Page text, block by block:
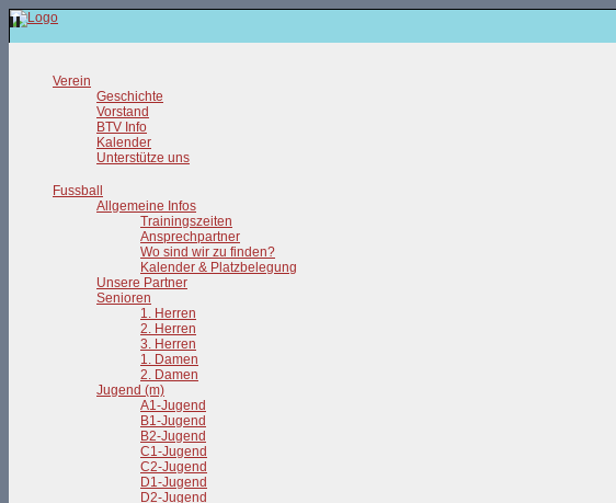
Verein
Geschichte
Vorstand
BTV Info
Kalender
Unterstütze uns
Fussball
Allgemeine Infos
Trainingszeiten
Ansprechpartner
Wo sind wir zu finden?
Kalender & Platzbelegung
Unsere Partner
Senioren
1. Herren
2. Herren
3. Herren
1. Damen
2. Damen
Jugend (m)
A1-Jugend
B1-Jugend
B2-Jugend
C1-Jugend
C2-Jugend
D1-Jugend
D2-Jugend